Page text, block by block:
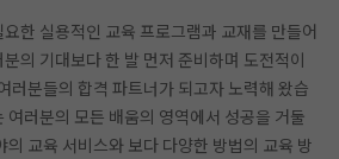
한 실용적인 교육 프로그램과 교재를 만들어
의 기대보다 한 발 먼저 준비하며 도전적이
러분들의 합격 파트너가 되고자 노력해 왔습
여러분의 모든 배움의 영역에서 성공을 거둘
교육 서비스와 보다 다양한 방법의 교육 방